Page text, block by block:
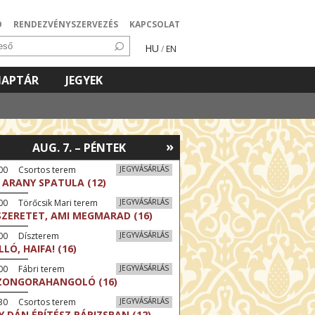
RENDEZVÉNYSZERVEZÉS KAPCSOLAT
HU / EN
JEGYEK
»
AUG. 7. – PÉNTEK
JEGYVÁSÁRLÁS
Csortos terem
SPATULA (12)
JEGYVÁSÁRLÁS
Törőcsik Mari terem
AMI MEGMARAD (16)
JEGYVÁSÁRLÁS
Díszterem
HAIFA! (16)
JEGYVÁSÁRLÁS
Fábri terem
(16)
JEGYVÁSÁRLÁS
Csortos terem